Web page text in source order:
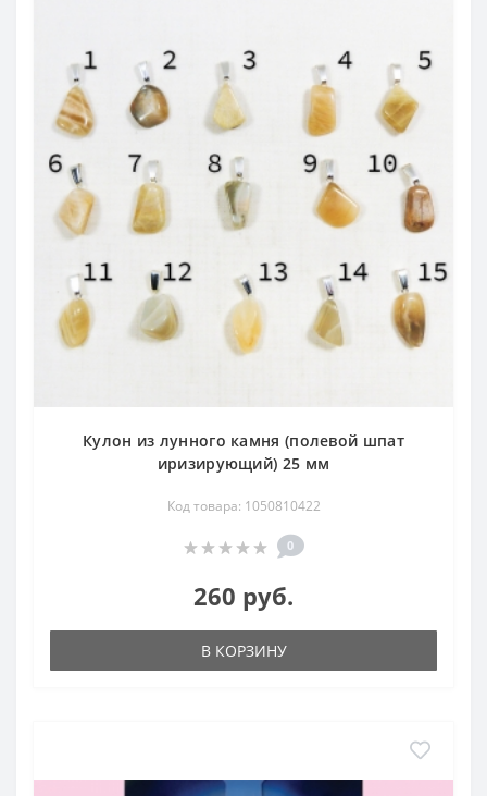
Кулон из лунного камня (полевой шпат
иризирующий) 25 мм
Код товара: 1050810422
0
260 руб.
В КОРЗИНУ